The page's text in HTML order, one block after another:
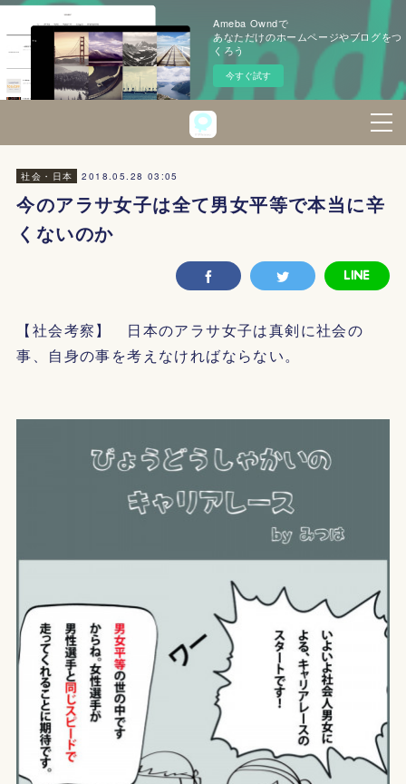
Ameba Owndで
あなただけのホームページやブログをつ
くろう
今すぐ試す
社会・日本 2018.05.28 03:05
今のアラサ女子は全て男女平等で本当に辛
くないのか
【社会考察】 日本のアラサ女子は真剣に社会の
事、自身の事を考えなければならない。